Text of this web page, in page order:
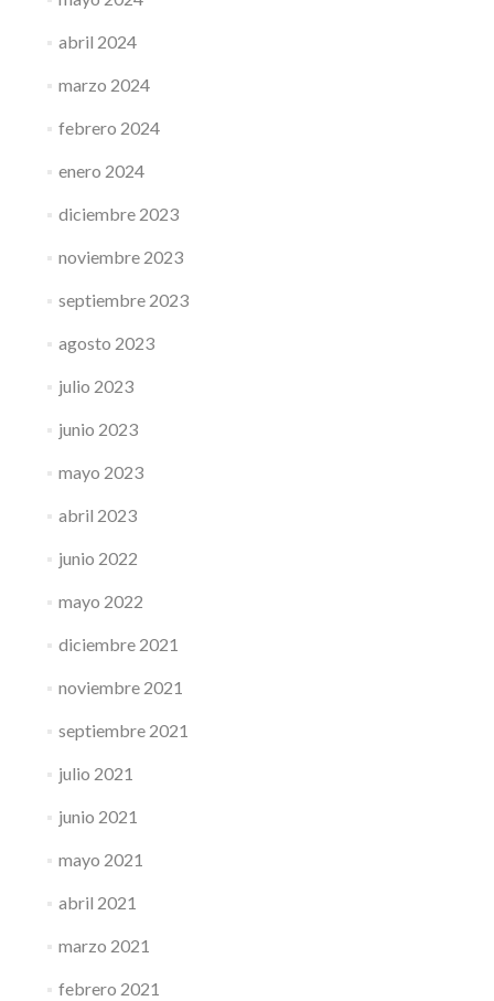
abril 2024
marzo 2024
febrero 2024
enero 2024
diciembre 2023
noviembre 2023
septiembre 2023
agosto 2023
julio 2023
junio 2023
mayo 2023
abril 2023
junio 2022
mayo 2022
diciembre 2021
noviembre 2021
septiembre 2021
julio 2021
junio 2021
mayo 2021
abril 2021
marzo 2021
febrero 2021